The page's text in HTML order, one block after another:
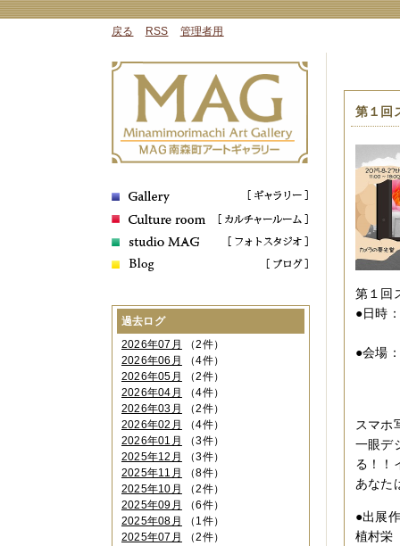
戻る RSS 管理者用
第１回
第１回
●日時
●会場
スマホ
一眼デ
る！！
あなた
●出展
植村栄
過去ログ
2026年07月
（2件）
2026年06月
（4件）
2026年05月
（2件）
2026年04月
（4件）
2026年03月
（2件）
2026年02月
（4件）
2026年01月
（3件）
2025年12月
（3件）
2025年11月
（8件）
2025年10月
（2件）
2025年09月
（6件）
2025年08月
（1件）
2025年07月
（2件）